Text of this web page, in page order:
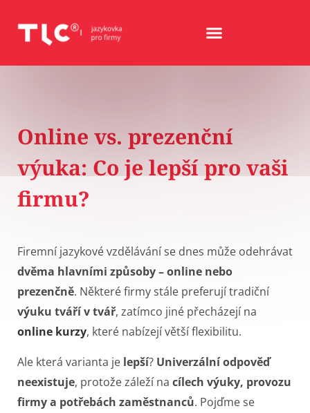
Online vs. prezenční
výuka: Co je lepší pro vaši
firmu?
Firemní jazykové vzdělávání se dnes může odehrávat
dvěma hlavními způsoby – online nebo
prezenčně. Některé firmy stále preferují tradiční
výuku tváří v tvář, zatímco jiné přecházejí na
online kurzy, které nabízejí větší flexibilitu.
Ale která varianta je lepší? Univerzální odpověď
neexistuje, protože záleží na cílech výuky, provozu
firmy a potřebách zaměstnanců. Pojďme se